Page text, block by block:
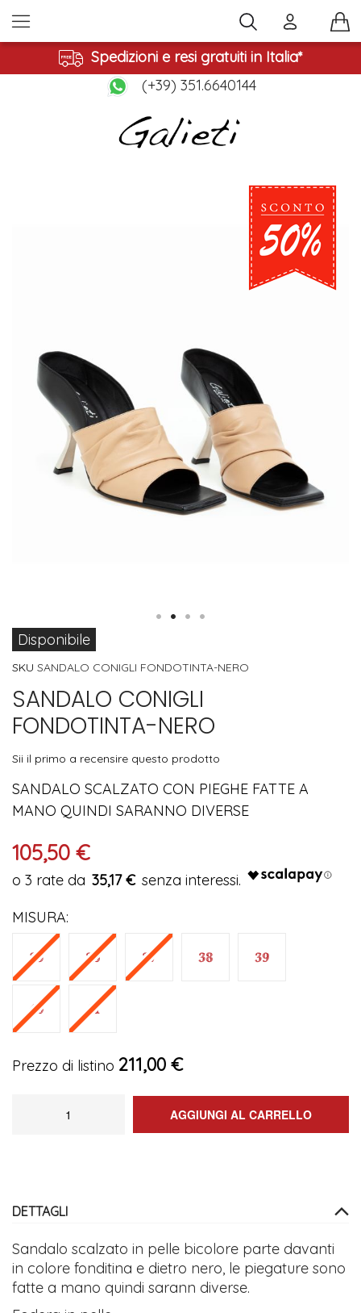
Spedizioni e resi gratuiti in Italia*
(+39) 351.6640144
Vai
all'inizio
della
galleria
di
immagini
Disponibile
SKU SANDALO CONIGLI FONDOTINTA-NERO
SANDALO CONIGLI
FONDOTINTA-NERO
Sii il primo a recensire questo prodotto
SANDALO SCALZATO CON PIEGHE FATTE A
MANO QUINDI SARANNO DIVERSE
105,50 €
35,17 €
MISURA
Prezzo di listino 211,00 €
AGGIUNGI AL CARRELLO
DETTAGLI
Sandalo scalzato in pelle bicolore parte davanti
in colore fonditina e dietro nero, le piegature sono
fatte a mano quindi sarann diverse.